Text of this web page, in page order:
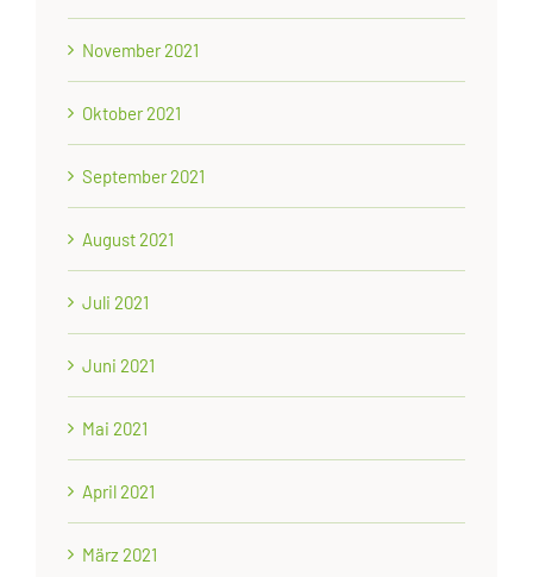
November 2021
Oktober 2021
September 2021
August 2021
Juli 2021
Juni 2021
Mai 2021
April 2021
März 2021